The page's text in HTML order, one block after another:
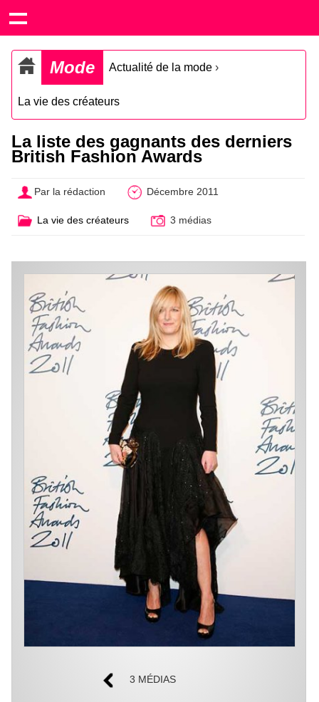
Mode Actualité de la mode ›
La vie des créateurs
La liste des gagnants des derniers
British Fashion Awards
Par la rédaction Décembre 2011
La vie des créateurs 3 médias
3 MÉDIAS